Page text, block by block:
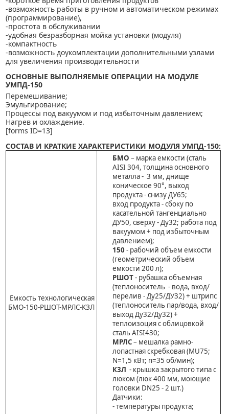
-возможность работы в ручном и автоматическом режимах
(программирование),
-простота в обслуживании
-удобная безразборная мойка установки (модуля)
-компактность
-возможность доукомплектации дополнительными узлами
для увеличения производительности
ОСНОВНЫЕ ВЫПОЛНЯЕМЫЕ ОПЕРАЦИИ НА МОДУЛЕ
УМПД-150
Перемешивание;
Эмульгирование;
Процессы под вакуумом и под избыточным давлением;
Нагрев и охлаждение.
[forms ID=13]
СОСТАВ И КРАТКИЕ ХАРАКТЕРИСТИКИ МОДУЛЯ УМПД-150:
Емкость технологическая
БМО-150-РШОТ-МРЛС-КЗЛ
БМО – марка емкости (сталь
AISI 304, толщина основного
металла - 3 мм, днище
коническое 90°, выход
продукта - снизу ДУ65;
вход продукта - сбоку по
касательной тангенциально
ДУ50, сверху - Ду32; работа под
вакуумом + под избыточным
давлением);
150 - рабочий объем емкости
(геометрический объем
емкости 200 л);
РШОТ- рубашка объемная
(теплоноситель - вода, вход/
перелив - Ду25/ДУ32) + штрипс
(теплоноситель пар/вода, вход/
выход Ду32/Ду32) +
теплоизоция с облицовкой
сталь AISI430;
МРЛС– мешалка рамно-
лопастная скребковая (MU75;
N=1,5 кВт; n=35 об/мин);
К3Л - крышка закрытого типа с
люком (люк 400 мм, моющие
головки DN25 - 2 шт.)
Датчики:
- температуры продукта;